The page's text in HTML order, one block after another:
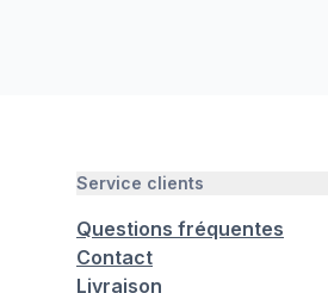
Service clients
Questions fréquentes
Contact
Livraison